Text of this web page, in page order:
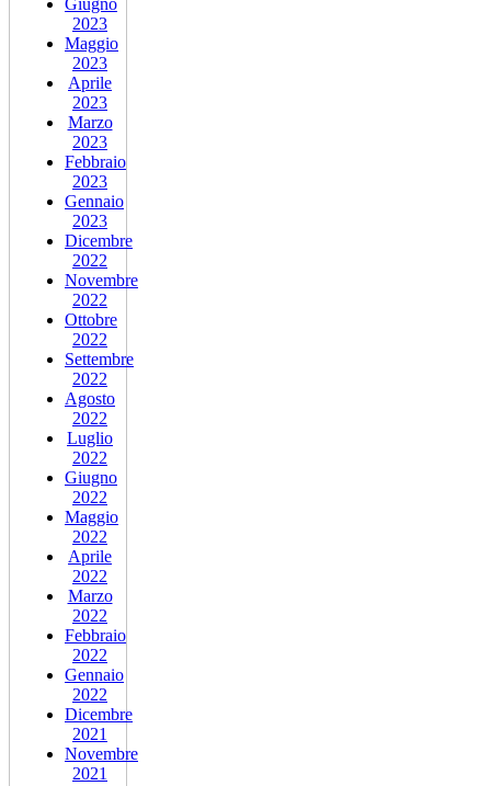
2023
Maggio
2023
Aprile
2023
Marzo
2023
Febbraio
2023
Gennaio
2023
Dicembre
2022
Novembre
2022
Ottobre
2022
Settembre
2022
Agosto
2022
Luglio
2022
Giugno
2022
Maggio
2022
Aprile
2022
Marzo
2022
Febbraio
2022
Gennaio
2022
Dicembre
2021
Novembre
2021